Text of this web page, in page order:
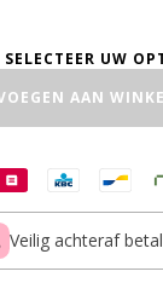
AAN
Veilig achteraf